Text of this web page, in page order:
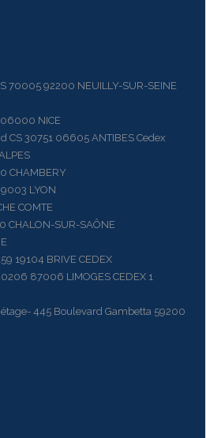
92200 NEUILLY-SUR-SEINE
NICE
30751 06605 ANTIBES Cedex
LYON
COMTE
SUR-SAÔNE
19104 BRIVE CEDEX
87006 LIMOGES CEDEX 1
445 Boulevard Gambetta 59200